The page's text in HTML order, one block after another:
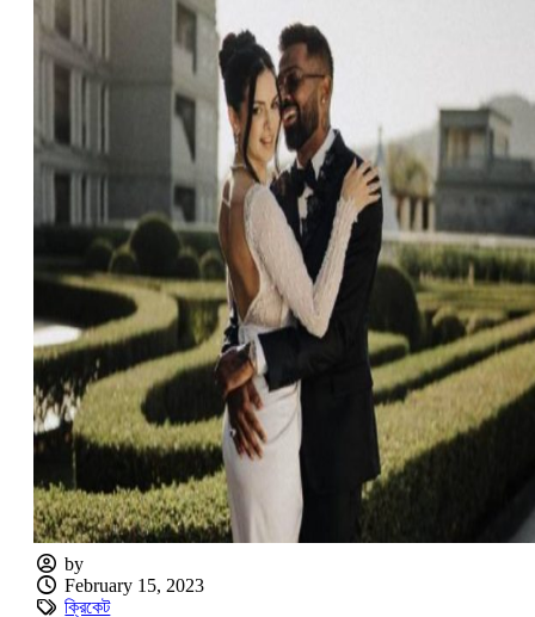
by
February 15, 2023
ক্রিকেট